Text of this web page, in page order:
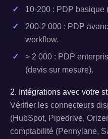
10-200 : PDP basique
200-2 000 : PDP
workflow.
> 2 000 : PDP
(devis sur mesure).
2. Intégrations avec votre
Vérifier les connecteurs
(HubSpot, Pipedrive,
comptabilité (Pennylane,